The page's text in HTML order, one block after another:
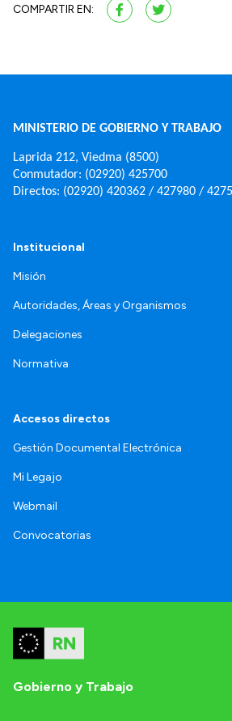
COMPARTIR EN:
MINISTERIO DE GOBIERNO Y TRABAJO
Laprida 212, Viedma (8500)
Conmutador: (02920) 425700
Directos: (02920) 420362 / 427980 /
Institucional
Misión
Autoridades, Áreas y Organismos
Delegaciones
Normativa
Accesos directos
Gestión Documental Electrónica
Mi Legajo
Webmail
Convocatorias
Gobierno y Trabajo